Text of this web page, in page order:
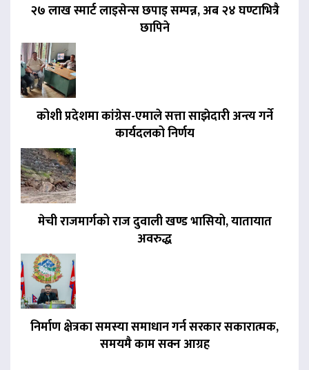
२७ लाख स्मार्ट लाइसेन्स छपाइ सम्पन्न, अब २४ घण्टाभित्रै
छापिने
कोशी प्रदेशमा कांग्रेस-एमाले सत्ता साझेदारी अन्त्य गर्ने
कार्यदलको निर्णय
मेची राजमार्गको राज दुवाली खण्ड भासियो, यातायात
अवरुद्ध
निर्माण क्षेत्रका समस्या समाधान गर्न सरकार सकारात्मक,
समयमै काम सक्न आग्रह